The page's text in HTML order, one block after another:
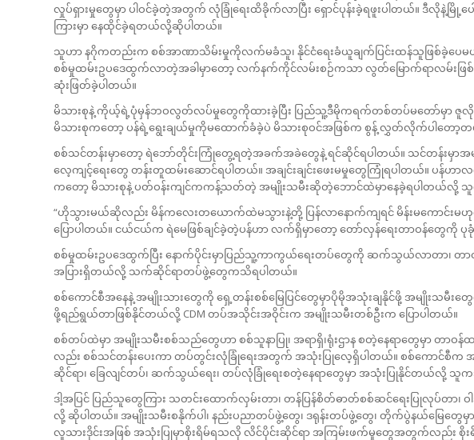
လှုပ်ရှားမှုတွေမှာ ပါဝင်ခဲ့တဲ့အတွက် လုံခြုံရေးထိခိုက်လာပြီး ရှောင်ပုန်းခဲ့ရဖူးပါတယ်။ ဒီလိုနဲ့မြို့
ကြားမှာ နေထိုင်ခဲ့ရတယ်လို့ဆိုပါတယ်။
သူဟာ နဂိုကတည်းက စစ်အာဏာသိမ်းမှုကိုလက်မခံသူ၊ နိုင်ငံရေးခံယူချက်ပြင်းထန်သူဖြစ်ခဲ့ပေမ
စစ်မှုထမ်းဥပဒေထွက်လာတဲ့အခါမှာတော့ လက်နက်ကိုင်လမ်းစဉ်ကသာ လွတ်မြောက်ရာလမ်းဖြစ်ပ
ဆုံးဖြတ်ခဲ့ပါတယ်။
မိသားစုနဲ့ ကိုယ့်ရဲ့ပုံမှန်ဘဝလွတ်လပ်မှုတွေကိုထားခဲ့ပြီး ပြည်သူ့ဒီမိုကရက်တစ်တပ်မတော်မှာ
မိသားစုကတော့ ပန်ရဲ့ရွေးချယ်မှုကိုမထောက်ခံခဲ့ပဲ မိသားစုဝင်အဖြစ်က စွန့် လွှတ်လိုက်ပါတော့
စစ်သင်တန်းမှာတော့ ရဲဘော်တိုင်းကြုံတွေ့ရတဲ့အခက်အခဲတွေနဲ့ ရင်ဆိုင်ရပါတယ်။ သင်တန်းမှာအမျို
လေ့ကျင့်‌ရေးတွေ တန်းတူထမ်းဆောင်ရပါတယ်။ အချင်းချင်းဖေးမမှုတွေကြုံရပါတယ်။ ပန်ဟ
ကတော့ မိသားစုနဲ့ ပတ်ဝန်းကျင်ကကန့်သတ်တဲ့ အမျိုးသမီးဆိုတဲ့ဘောင်ထဲမှာနေခဲ့ရပါတယ်လို့
“ဟိုသွားမယ်ဆိုလည်း မိန်ကလေးတယောက်ထဲမသွားနဲ့တို့ ပြန်လာနောက်ကျရင် မိန်းမကောင်
ပြောပါတယ်။ ငယ်ငယ်က ရဲမေဖြစ်ချင်ခဲ့တဲ့ပန်ဟာ လက်ရှိမှာတော့ တော်လှန်ရေးတာဝန်တွေကို ပု
စစ်မှုထမ်းဥပဒေထွက်ပြီး နောက်ပိုင်းမှာပြည်သူ့ကာကွယ်ရေးတပ်တွေကို ဆက်သွယ်လာတာ၊ တာ
အပြားရှိတယ်လို့ သက်ဆိုင်ရာတပ်ဖွဲ့တွေကသိရပါတယ်။
စစ်ကောင်စီအနေနဲ့ အမျိုးသားတွေကို ရှေ့တန်းစစ်မြေပြင်တွေမှာပိုမိုအသုံးချနိုင်ဖို့ အမျိုးသမီးတွ
ဖို့ရည်ရွယ်တာဖြစ်နိုင်တယ်လို့ CDM တပ်အသိုင်းအဝိုင်းက အမျိုးသမီးတစ်ဦးက ပြောပါတယ်။
စစ်တပ်ထဲမှာ အမျိုးသမီးစစ်သည်တွေဟာ စစ်သူနာပြု၊ အရာရှိ၊ရုံးဌာန စတဲ့နေရာတွေမှာ တာဝ
လည်း စစ်သင်တန်းပေးကာ တပ်တွင်းလုံခြုံရေးအတွက် အသုံးပြုလေ့ရှိပါတယ်။ စစ်ကောင်စီက
ဆိုင်ရာ၊ ခြေလျင်တပ်၊ ဆက်သွယ်ရေး၊ တပ်လုံခြုံရေးစတဲ့နေရာတွေမှာ အသုံးပြုနိုင်တယ်လို့ သူ
ဒါ့အပြင် ပြည်သူတွေကြား သတင်းထောက်လှမ်းတာ၊ တန်ပြန်စိတ်ဓာတ်စစ်ဆင်ရေးပြုလုပ်တာ၊
လို့ ဆိုပါတယ်။ အမျိုးသမီးစနိုက်ပါ၊ နည်းပညာတပ်ဖွဲ့တွေ၊ ဒရုန်းတပ်ဖွဲ့တွေ၊ တိုက်ပွဲနယ်မြေတွေ
လူသားဒိုင်းအဖြစ် အသုံးပြုမှာစိုးရိမ်ရသလို လိင်ပိုင်းဆိုင်ရာ အကြမ်းဖက်မှုတွေအတွက်လည်း